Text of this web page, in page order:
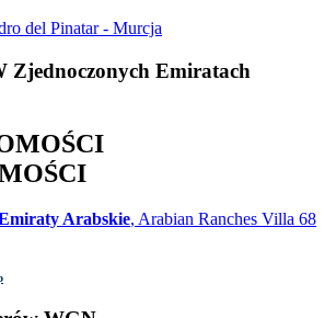
del Pinatar - Murcja
Zjednoczonych Emiratach
Arabskie, Arabian Ranches Villa 68